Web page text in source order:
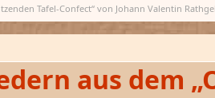
Tafel-Confect“ von Johann Valentin
aus dem